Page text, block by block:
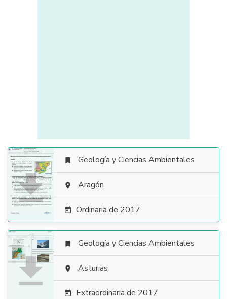

 Geología y Ciencias Ambientales
 Aragón
 Ordinaria de 2017

 Geología y Ciencias Ambientales
 Asturias
 Extraordinaria de 2017